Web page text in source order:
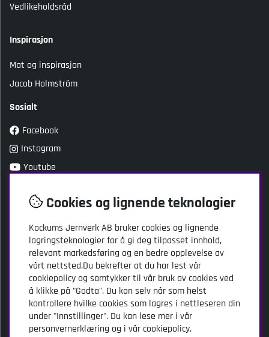
Vedlikeholdsråd
Inspirasjon
Mat og inspirasjon
Jacob Holmström
Sosialt
Facebook
Instagram
Youtube
Kockums Jernverk AB
Adresse: Stansgatan 2
SE-334 32 Anderstorp
Sverige
info@kockumsjernverk.se
Tlf: +46 20-10 31 41
Cookies og lignende teknologier
Kockums Jernverk AB bruker cookies og lignende
lagringsteknologier for å gi deg tilpasset innhold,
relevant markedsføring og en bedre opplevelse av
vårt nettsted.Du bekrefter at du har lest vår
cookiepolicy og samtykker til vår bruk av cookies ved
å klikke på "Godta". Du kan selv når som helst
kontrollere hvilke cookies som lagres i nettleseren din
under "Innstillinger". Du kan lese mer i vår
personvernerklæring og i vår cookiepolicy.